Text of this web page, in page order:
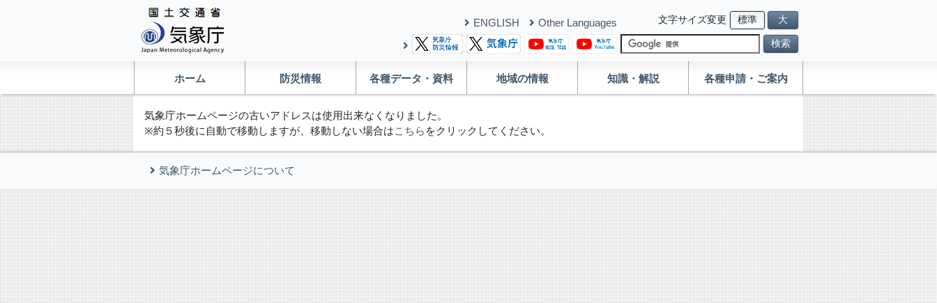
ENGLISH Other Languages 文字サイズ変更 標準 大
検索
ホーム 防災情報 各種データ・資料 地域の情報 知識・解説 各種申請・ご案内
気象庁ホームページの古いアドレスは使用出来なくなりました。
※約５秒後に自動で移動しますが、移動しない場合はこちら をクリックしてください。
気象庁ホームページについて